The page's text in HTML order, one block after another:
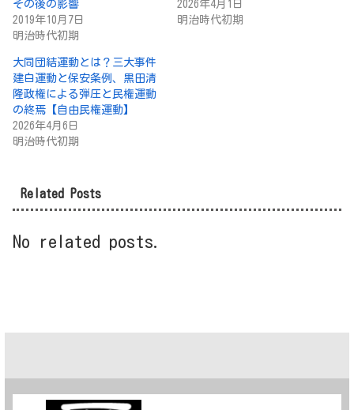
その後の影響
2019年10月7日
明治時代初期
2026年4月1日
明治時代初期
大同団結運動とは？三大事件
建白運動と保安条例、黒田清
隆政権による弾圧と民権運動
の終焉【自由民権運動】
2026年4月6日
明治時代初期
Related Posts
No related posts.